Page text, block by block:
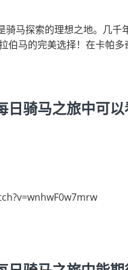
骑马探索的理想之地。几
伯马的完美选择！在卡帕
骑马之旅中可以